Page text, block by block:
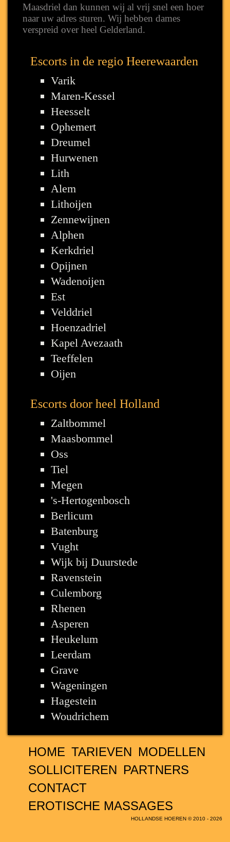
Maasdriel dan kunnen wij al vrij snel een hoer
naar uw adres sturen. Wij hebben dames
verspreid over heel Gelderland.
Escorts in de regio Heerewaarden
Varik
Maren-Kessel
Heesselt
Ophemert
Dreumel
Hurwenen
Lith
Alem
Lithoijen
Zennewijnen
Alphen
Kerkdriel
Opijnen
Wadenoijen
Est
Velddriel
Hoenzadriel
Kapel Avezaath
Teeffelen
Oijen
Escorts door heel Holland
Zaltbommel
Maasbommel
Oss
Tiel
Megen
's-Hertogenbosch
Berlicum
Batenburg
Vught
Wijk bij Duurstede
Ravenstein
Culemborg
Rhenen
Asperen
Heukelum
Leerdam
Grave
Wageningen
Hagestein
Woudrichem
HOME TARIEVEN MODELLEN
SOLLICITEREN PARTNERS
CONTACT
EROTISCHE MASSAGES
HOLLANDSE HOEREN © 2010 - 2026